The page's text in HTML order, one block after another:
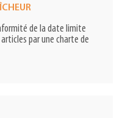
de la date limite
par une charte de